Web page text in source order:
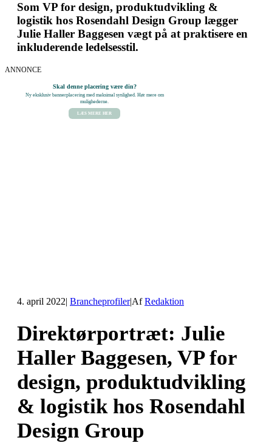
Som VP for design, produktudvikling &
logistik hos Rosendahl Design Group lægger
Julie Haller Baggesen vægt på at praktisere en
inkluderende ledelsesstil.
ANNONCE
Skal denne placering være din?
Ny eksklusiv bannerplacering med maksimal synlighed. Hør mere om
mulighederne.
LÆS MERE HER
4. april 2022| Brancheprofiler|AfRedaktion
Direktørportræt: Julie
Haller Baggesen, VP for
design, produktudvikling
& logistik hos Rosendahl
Design Group